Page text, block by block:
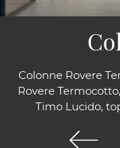
Colonne Rovere
Rovere
Timo Lucido,